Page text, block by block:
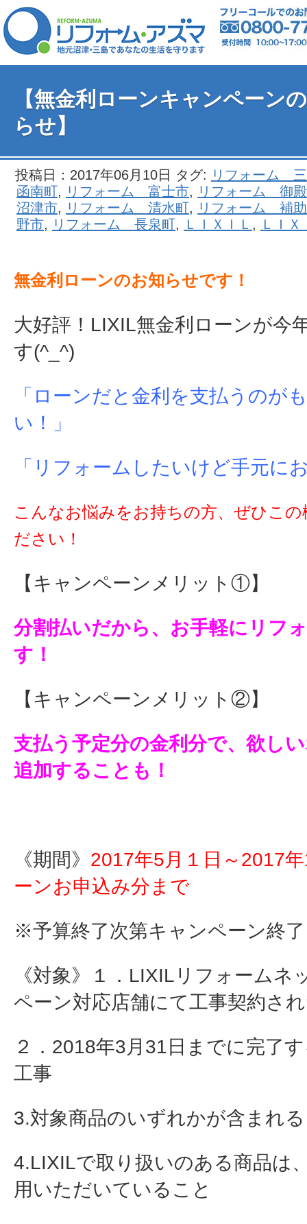
【無金利ローンキャンペーン
らせ】
投稿日：2017年06月10日 タグ: リフォーム
函南町, リフォーム 富士市, リフォーム 御
沼津市, リフォーム 清水町, リフォーム 補
野市, リフォーム 長泉町, ＬＩＸＩＬ , ＬＩ
無金利ローンのお知らせです！
大好評！LIXIL無金利ローンが今
す(^_^)
「ローンだと金利を支払うのが
い！」
「リフォームしたいけど手元に
こんなお悩みをお持ちの方、ぜひこ
ださい！
【キャンペーンメリット①】
分割払いだから、お手軽にリフ
す！
【キャンペーンメリット②】
支払う予定分の金利分で、欲し
追加することも！
《期間》 2017年5月１日～2017
ーンお申込み分まで
※予算終了次第キャンペーン終
《対象》１．LIXILリフォームネ
ペーン対応店舗にて工事契約さ
２．2018年3月31日までに完了
工事
3.対象商品のいずれかが含まれ
4.LIXILで取り扱いのある商品は
用いただいていること